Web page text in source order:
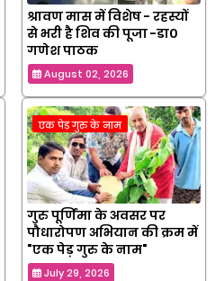
श्रावण मास में विशेष - रहस्यों
से भरी है शिव की पूजा -डा०
गणेश पाठक
August 02, 2026
एक पेड़ गुरु के नाम
गुरु पूर्णिमा के अवसर पर
पौधारोपण अभियान की क्रम में
"एक पेड़ गुरु के नाम"
July 29, 2026